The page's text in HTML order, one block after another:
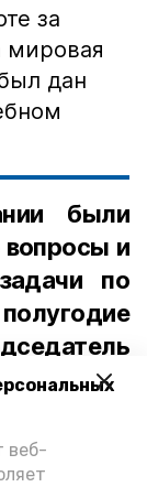
веб-
за
мировая
дан
были
и
по